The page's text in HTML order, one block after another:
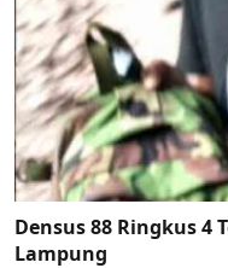
Densus 88 Ringkus 4
Lampung